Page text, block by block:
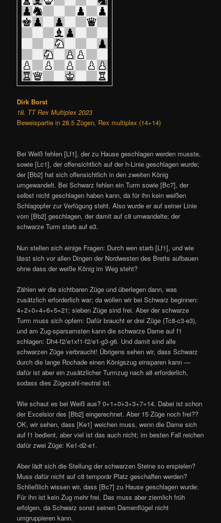
Dirk Borst
18. TT Rex Multiplex 2023
Beweispartie in 28.5 Zügen, Rex multiplex (14+14)
Bei Weiß fehlen [Lf1], der zu Hause geschlagen werden musste,
sowie [Lc1], der offensichtlich auf der h-Linie geschlagen wurde;
der [Bb2] hat sich offensichtlich in den zweiten König
umgewandelt. Bei Schwarz fehlen ein Turm sowie [Bc7], der
selbst nicht geschlagen haben kann, da für ihn kein weißen
Schlagopfer zur Verfügung steht. Also wurde er auf seiner Linie
vom [Bb2] geschlagen, der damit auf c8 umwandelte; der
schwarze Turm starb auf e3.
Nun stellen sich einige Fragen: Durch wen starb [Lf1], und wie
lässt sich vor allen Dingen der Nordwesten des Bretts aufbauen
ohne dass der weiße König im Weg steht?
Zählen wir die sichtbaren Züge und überlegen dann, was
zusätzlich erforderlich war; da wollen wir bei Schwarz beginnen:
4+2+0+4+6+5=21; sieben Züge sind frei. Aber der schwarze
Turm muss sich opfern: Dafür braucht er drei Züge (Tc8-c3-e3),
und am Zug-sparsamsten kann die schwarze Dame auf f1
schlagen: Dh4-f2/e1xf1-f2/e1-g3-g6. Und damit sind alle
schwarzen Züge verbraucht! Übrigens sehen wir, dass Schwarz
durch die lange Rochade einen Königszug einsparen kann —
dafür ist aber ein zusätzlicher Turmzug nach a8 erforderlich,
sodass dies Zügezahl-neutral ist.
Wie schaut es bei Weiß aus? 0+1+0+3+3+7=14. Dabei ist schon
der Excelsior des [Bb2] eingerechnet. Aber 15 Züge noch frei??
OK, wir sehen, dass [Ke1] weichen muss, wenn die Dame sich
auf f1 bedient, aber viel ist das auch nicht; im besten Fall reichen
dafür zwei Züge: Ke1-d2-e1.
Aber lädt sich die Stellung der schwarzen Steine so erspielen?
Muss dafür nicht auf c8 temporär Platz geschaffen werden?
Schließlich wissen wir, dass [Bc7] zu Hause geschlagen wurde:
Für ihn ist kein Zug mehr frei. Das muss aber ziemlich früh
erfolgen, da Schwarz sonst seinen Damenflügel nicht
umgruppieren kann.